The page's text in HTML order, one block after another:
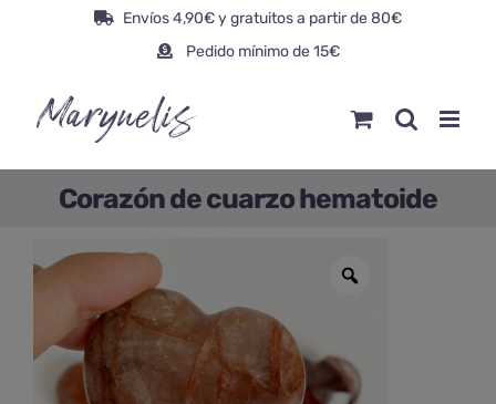
Envíos 4,90€ y gratuitos a partir de 80€
Pedido mínimo de 15€
Corazón de cuarzo hematoide